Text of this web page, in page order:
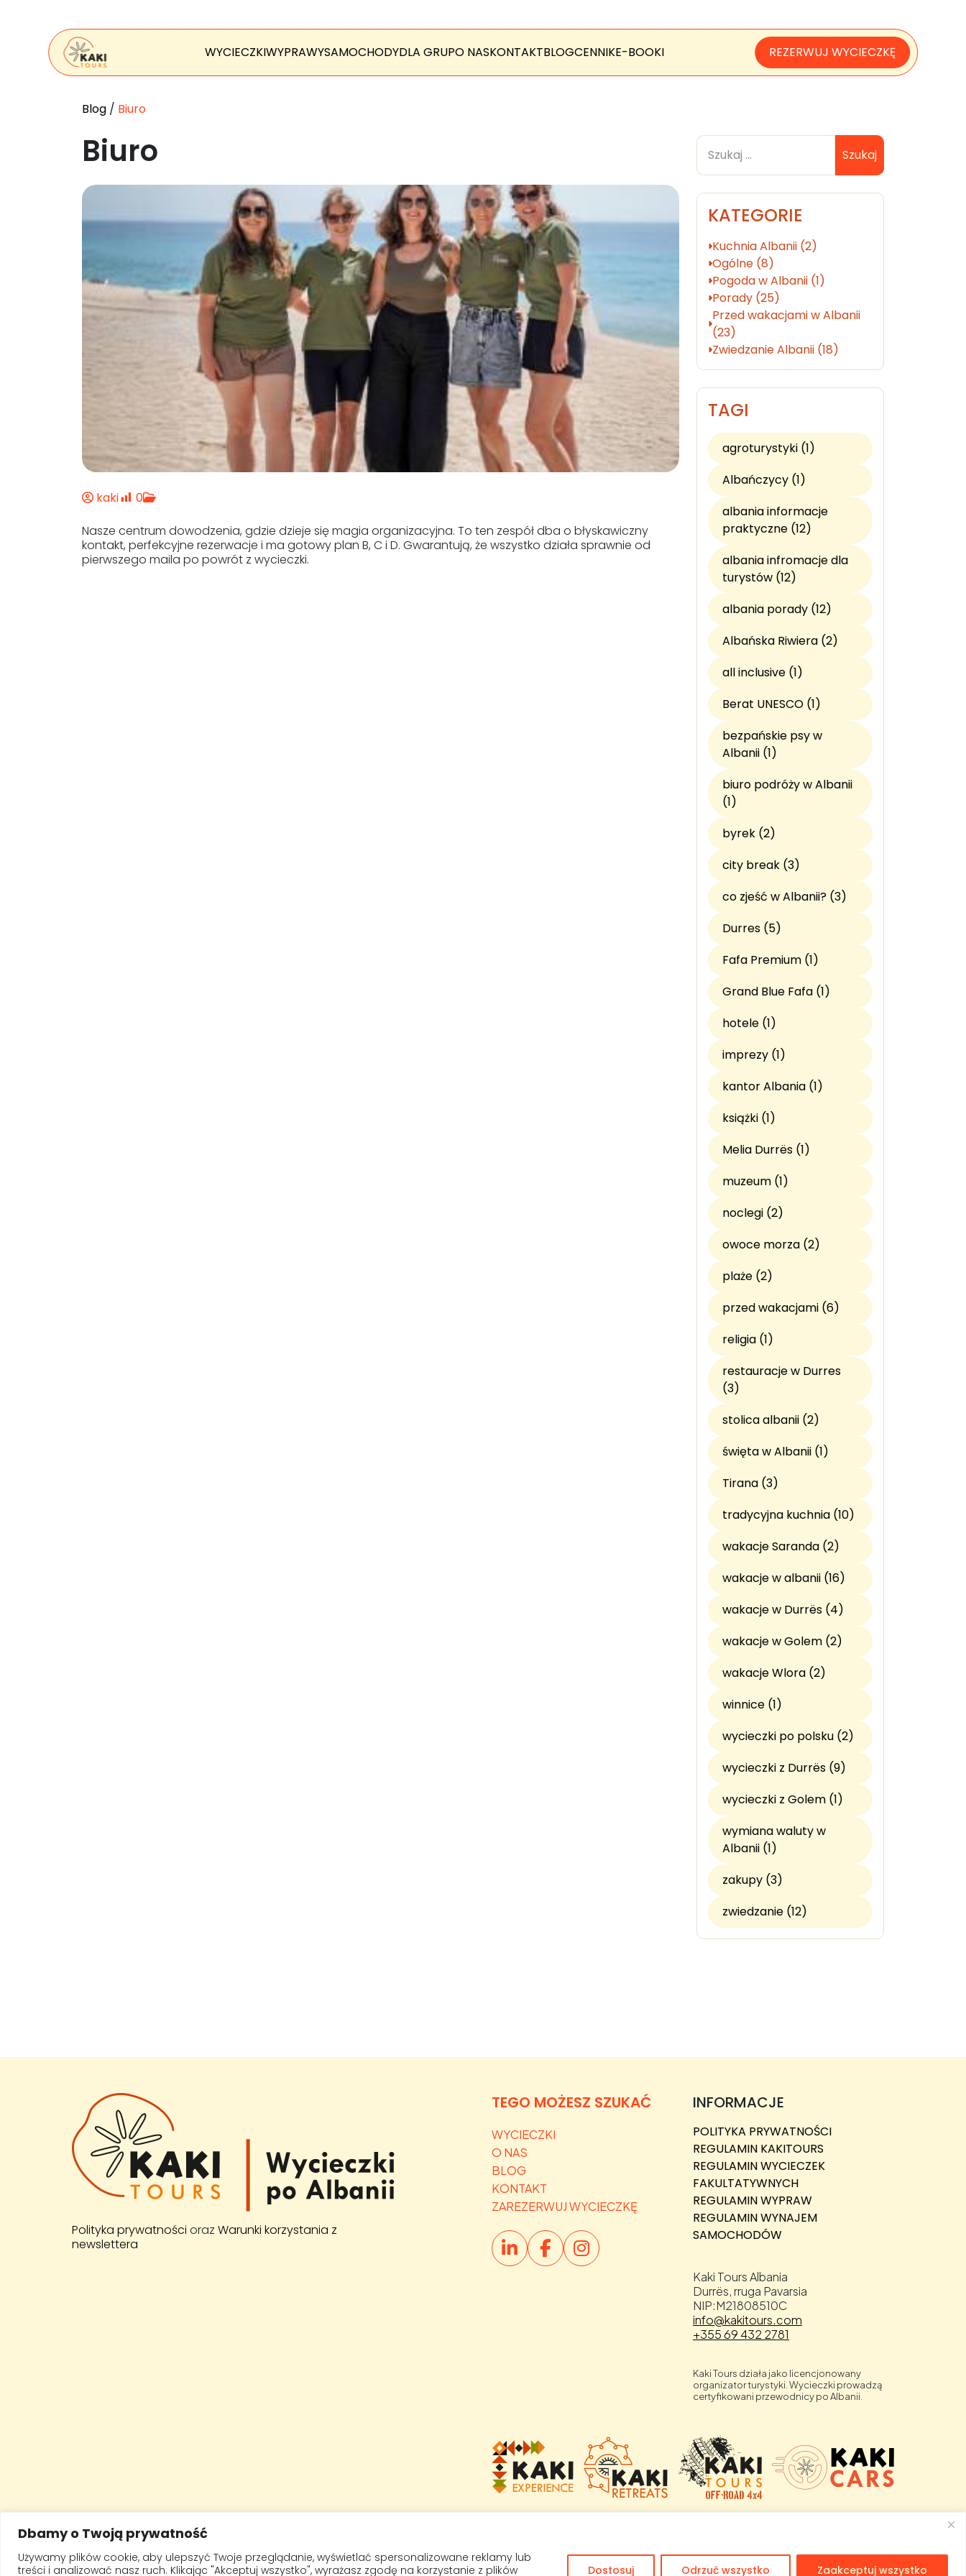
Dbamy o Twoją prywatność
Używamy plików cookie, aby ulepszyć Twoje przeglądanie, wyświetlać spersonalizowane reklamy lub
treści i analizować nasz ruch. Klikając "Akceptuj wszystko", wyrażasz zgodę na korzystanie z plików
Dostosuj Odrzuć wszystko Zaakceptuj wszystko
WYCIECZKIWYPRAWYSAMOCHODYDLA GRUPO NASKONTAKTBLOGCENNIKE-BOOKI REZERWUJ WYCIECZKĘ
Blog / Biuro
Biuro
kaki
0
Nasze centrum dowodzenia, gdzie dzieje się magia organizacyjna. To ten zespół dba o błyskawiczny
kontakt, perfekcyjne rezerwacje i ma gotowy plan B, C i D. Gwarantują, że wszystko działa sprawnie od
pierwszego maila po powrót z wycieczki.
Szukaj
KATEGORIE
Kuchnia Albanii (2)
Ogólne (8)
Pogoda w Albanii (1)
Porady (25)
Przed wakacjami w Albanii
(23)
Zwiedzanie Albanii (18)
TAGI
agroturystyki (1)
Albańczycy (1)
albania informacje
praktyczne (12)
albania infromacje dla
turystów (12)
albania porady (12)
Albańska Riwiera (2)
all inclusive (1)
Berat UNESCO (1)
bezpańskie psy w
Albanii (1)
biuro podróży w Albanii
(1)
byrek (2)
city break (3)
co zjeść w Albanii? (3)
Durres (5)
Fafa Premium (1)
Grand Blue Fafa (1)
hotele (1)
imprezy (1)
kantor Albania (1)
książki (1)
Melia Durrës (1)
muzeum (1)
noclegi (2)
owoce morza (2)
plaże (2)
przed wakacjami (6)
religia (1)
restauracje w Durres
(3)
stolica albanii (2)
święta w Albanii (1)
Tirana (3)
tradycyjna kuchnia (10)
wakacje Saranda (2)
wakacje w albanii (16)
wakacje w Durrës (4)
wakacje w Golem (2)
wakacje Wlora (2)
winnice (1)
wycieczki po polsku (2)
wycieczki z Durrës (9)
wycieczki z Golem (1)
wymiana waluty w
Albanii (1)
zakupy (3)
zwiedzanie (12)
Polityka prywatności oraz Warunki korzystania z
newslettera
TEGO MOŻESZ SZUKAĆ
WYCIECZKI
O NAS
BLOG
KONTAKT
ZAREZERWUJ WYCIECZKĘ
INFORMACJE
POLITYKA PRYWATNOŚCI
REGULAMIN KAKITOURS
REGULAMIN WYCIECZEK
FAKULTATYWNYCH
REGULAMIN WYPRAW
REGULAMIN WYNAJEM
SAMOCHODÓW
Kaki Tours Albania
Durrës, rruga Pavarsia
NIP:M21808510C
info@kakitours.com
+355 69 432 2781
Kaki Tours działa jako licencjonowany
organizator turystyki. Wycieczki prowadzą
certyfikowani przewodnicy po Albanii.